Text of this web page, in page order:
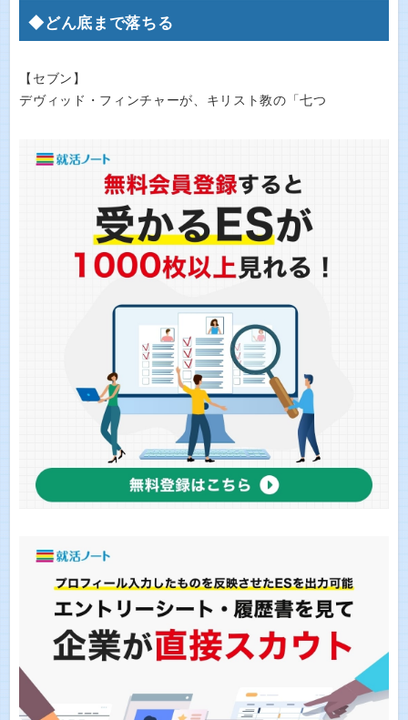
◆どん底まで落ちる
【セブン】
デヴィッド・フィンチャーが、キリスト教の「七つ